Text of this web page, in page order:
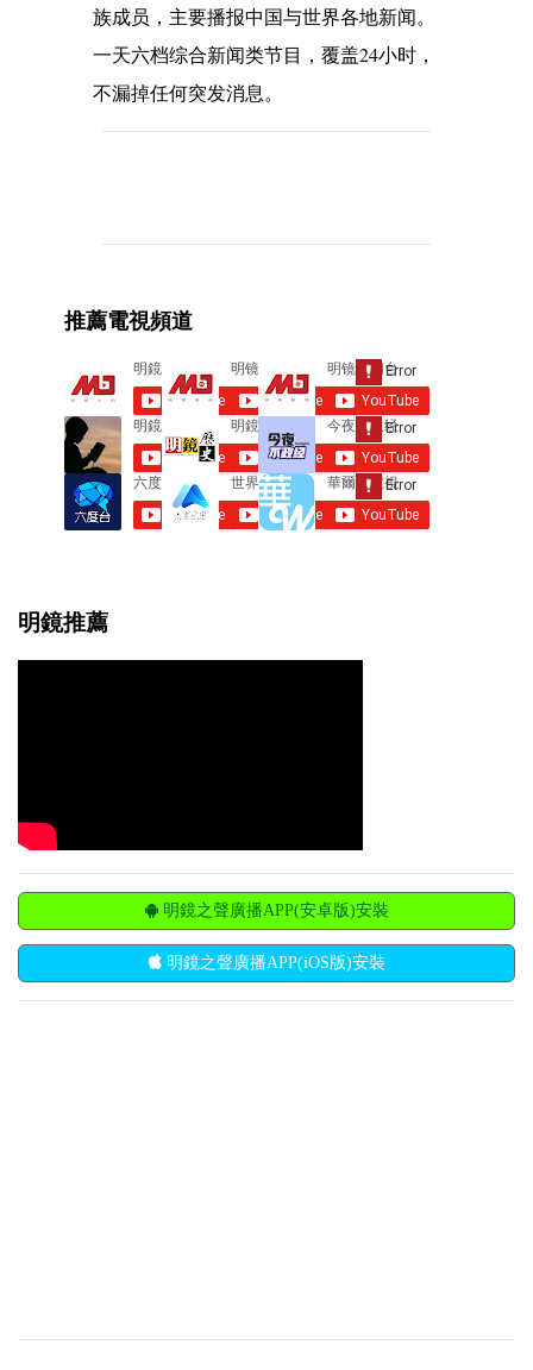
族成员，主要播报中国与世界各地新闻。
一天六档综合新闻类节目，覆盖24小时，
不漏掉任何突发消息。
n
t
s
推薦電視頻道
明鏡推薦
明鏡之聲廣播APP(安卓版)安裝
明鏡之聲廣播APP(iOS版)安裝